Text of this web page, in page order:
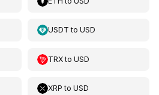
USDT toUSD
TRXtoUSD
XRP toUSD